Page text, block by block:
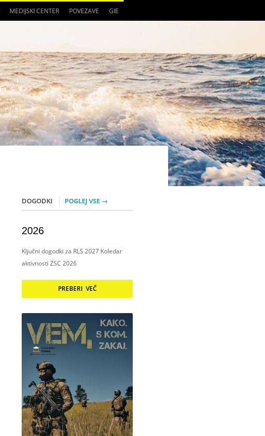
MEDIJSKI CENTER POVEZAVE GIE
DOGODKI POGLEJ VSE →
2026
Ključni dogodki za RLS 2027 Koledar
aktivnosti ZSC 2026
PREBERI VEČ